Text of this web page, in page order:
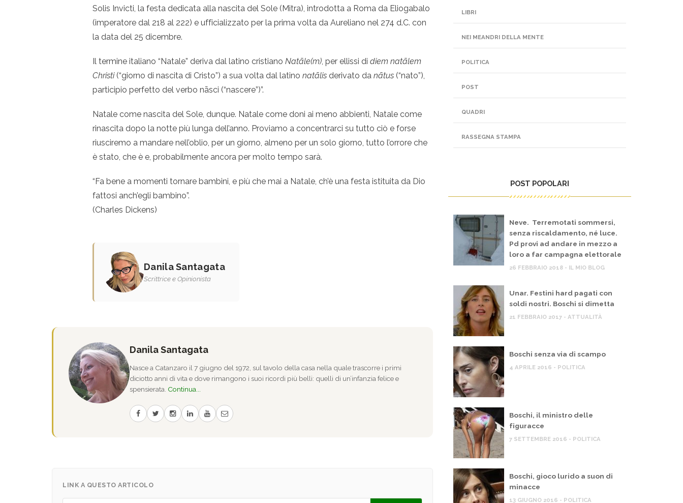
Solis Invicti, la festa dedicata alla nascita del Sole (Mitra), introdotta a Roma da Eliogabalo
(imperatore dal 218 al 222) e ufficializzato per la prima volta da Aureliano nel 274 d.C. con
la data del 25 dicembre.
Il termine italiano “Natale” deriva dal latino cristiano Natāle(m) , per ellissi di diem natālem
Christi (“giorno di nascita di Cristo”) a sua volta dal latino natālis derivato da nātus (“nato”),
participio perfetto del verbo nāsci (“nascere”)”.
Natale come nascita del Sole, dunque. Natale come doni ai meno abbienti, Natale come
rinascita dopo la notte più lunga dell’anno. Proviamo a concentrarci su tutto ciò e forse
riusciremo a mandare nell’oblio, per un giorno, almeno per un solo giorno, tutto l’orrore che
è stato, che è e, probabilmente ancora per molto tempo sarà.
“Fa bene a momenti tornare bambini, e più che mai a Natale, ch’è una festa istituita da Dio
fattosi anch’egli bambino”.
(Charles Dickens)
Danila Santagata
Scrittrice e Opinionista
Danila Santagata
Nasce a Catanzaro il 7 giugno del 1972, sul tavolo della casa nella quale trascorre i primi
diciotto anni di vita e dove rimangono i suoi ricordi più belli: quelli di un’infanzia felice e
spensierata. Continua...
LINK A QUESTO ARTICOLO
LIBRI
NEI MEANDRI DELLA MENTE
POLITICA
POST
QUADRI
RASSEGNA STAMPA
POST POPOLARI
Neve. Terremotati sommersi,
senza riscaldamento, né luce.
Pd provi ad andare in mezzo a
loro a far campagna elettorale
26 FEBBRAIO 2018 - IL MIO BLOG
Unar. Festini hard pagati con
soldi nostri. Boschi si dimetta
21 FEBBRAIO 2017 - ATTUALITÀ
Boschi senza via di scampo
4 APRILE 2016 - POLITICA
Boschi, il ministro delle
figuracce
7 SETTEMBRE 2016 - POLITICA
Boschi, gioco lurido a suon di
minacce
13 GIUGNO 2016 - POLITICA